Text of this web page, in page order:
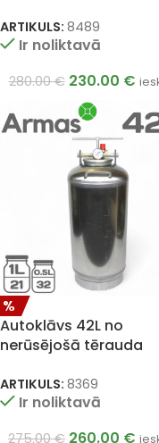
ARTIKULS: 8489
Ir noliktavā
280.00€ 230.00 €
Autoklāvs 42L no
nerūsējošā tērauda
ARTIKULS: 8369
Ir noliktavā
275.00€ 260.00 €